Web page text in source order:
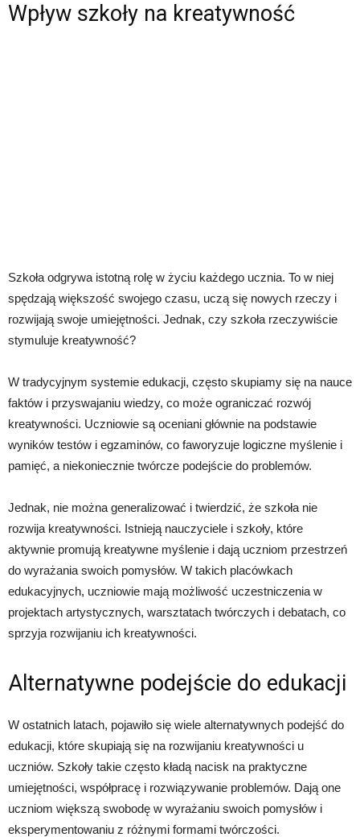
Wpływ szkoły na kreatywność
Szkoła odgrywa istotną rolę w życiu każdego ucznia. To w niej
spędzają większość swojego czasu, uczą się nowych rzeczy i
rozwijają swoje umiejętności. Jednak, czy szkoła rzeczywiście
stymuluje kreatywność?
W tradycyjnym systemie edukacji, często skupiamy się na nauce
faktów i przyswajaniu wiedzy, co może ograniczać rozwój
kreatywności. Uczniowie są oceniani głównie na podstawie
wyników testów i egzaminów, co faworyzuje logiczne myślenie i
pamięć, a niekoniecznie twórcze podejście do problemów.
Jednak, nie można generalizować i twierdzić, że szkoła nie
rozwija kreatywności. Istnieją nauczyciele i szkoły, które
aktywnie promują kreatywne myślenie i dają uczniom przestrzeń
do wyrażania swoich pomysłów. W takich placówkach
edukacyjnych, uczniowie mają możliwość uczestniczenia w
projektach artystycznych, warsztatach twórczych i debatach, co
sprzyja rozwijaniu ich kreatywności.
Alternatywne podejście do edukacji
W ostatnich latach, pojawiło się wiele alternatywnych podejść do
edukacji, które skupiają się na rozwijaniu kreatywności u
uczniów. Szkoły takie często kładą nacisk na praktyczne
umiejętności, współpracę i rozwiązywanie problemów. Dają one
uczniom większą swobodę w wyrażaniu swoich pomysłów i
eksperymentowaniu z różnymi formami twórczości.